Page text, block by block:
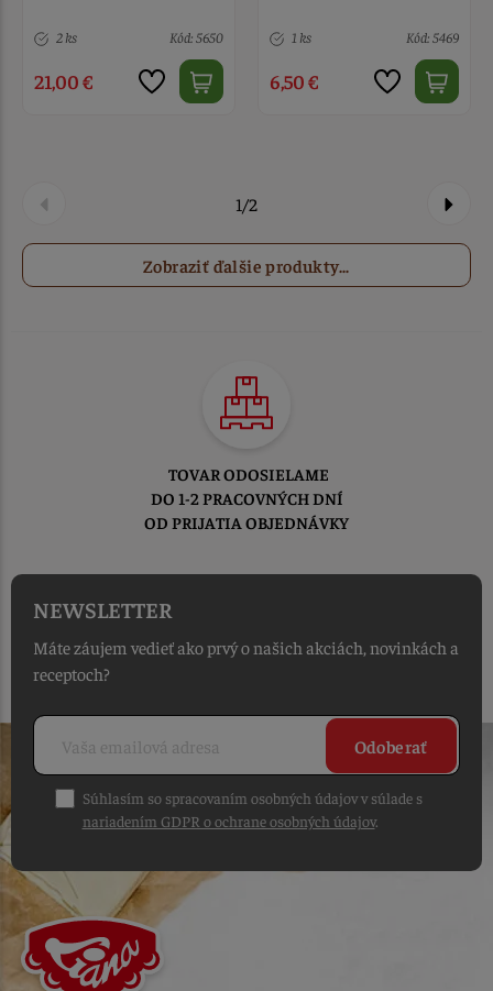
2 ks Kód: 5650
21,00 €
1 ks Kód: 5469
6,50 €
1/2
Zobraziť ďalšie produkty...
TOVAR ODOSIELAME
DO 1-2 PRACOVNÝCH DNÍ
OD PRIJATIA OBJEDNÁVKY
NEWSLETTER
Máte záujem vedieť ako prvý o našich akciách, novinkách a
receptoch?
Odoberať
Súhlasím so spracovaním osobných údajov v súlade s
nariadením GDPR o ochrane osobných údajov.